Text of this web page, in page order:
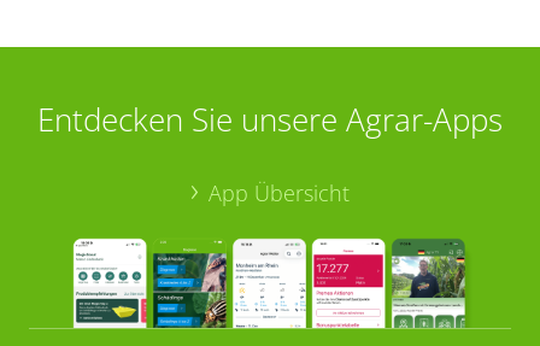
Entdecken Sie unsere Agrar-Apps
App Übersicht